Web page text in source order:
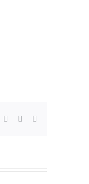
TumblrPinterest